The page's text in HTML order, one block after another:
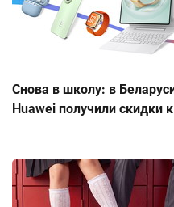
Снова в школу: в
Huawei получили скидки